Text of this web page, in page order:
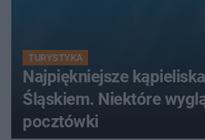
TURYSTYKA
Najpiękniejsze
Śląskiem. Niektóre
pocztówki